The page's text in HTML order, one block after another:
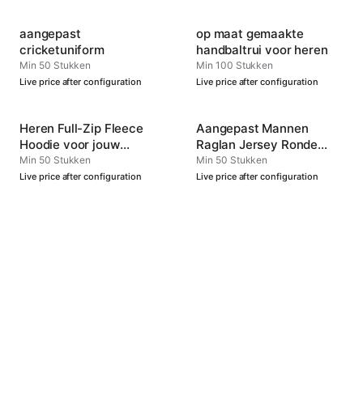
aangepast
cricketuniform
Min 50 Stukken
Live price after configuration
op maat gemaakte
handbaltrui voor heren
Min 100 Stukken
Live price after configuration
Heren Full-Zip Fleece
Hoodie voor jouw
Sportclub
Min 50 Stukken
Live price after configuration
Aangepast Mannen
Raglan Jersey Ronde
Hals Type 4
Min 50 Stukken
Live price after configuration